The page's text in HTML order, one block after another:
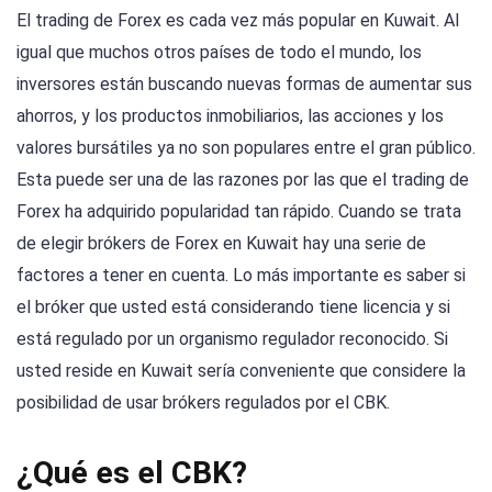
El trading de Forex es cada vez más popular en Kuwait. Al
igual que muchos otros países de todo el mundo, los
inversores están buscando nuevas formas de aumentar sus
ahorros, y los productos inmobiliarios, las acciones y los
valores bursátiles ya no son populares entre el gran público.
Esta puede ser una de las razones por las que el trading de
Forex ha adquirido popularidad tan rápido. Cuando se trata
de elegir brókers de Forex en Kuwait hay una serie de
factores a tener en cuenta. Lo más importante es saber si
el bróker que usted está considerando tiene licencia y si
está regulado por un organismo regulador reconocido. Si
usted reside en Kuwait sería conveniente que considere la
posibilidad de usar brókers regulados por el CBK.
¿Qué es el CBK?